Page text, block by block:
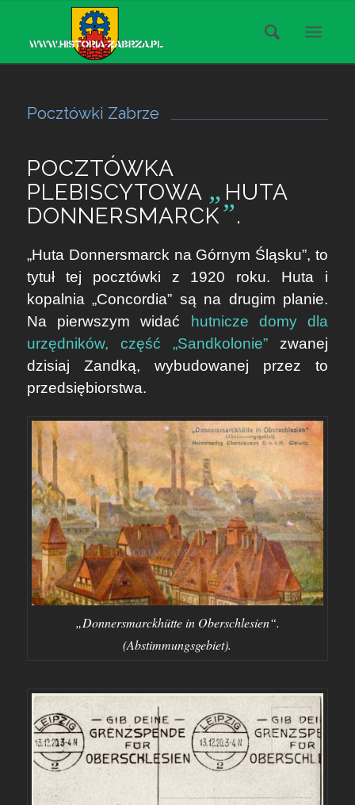
Pocztówki Zabrze
POCZTÓWKA
PLEBISCYTOWA „ HUTA
DONNERSMARCK”.
„Huta Donnersmarck na Górnym Śląsku”, to
tytuł tej pocztówki z 1920 roku. Huta i
kopalnia „Concordia” są na drugim planie.
Na pierwszym widać
hutnicze domy dla
urzędników, część „Sandkolonie” zwanej
dzisiaj Zandką, wybudowanej przez to
przedsiębiorstwa.
„Donnersmarckhütte in Oberschlesien“.
(Abstimmungsgebiet).